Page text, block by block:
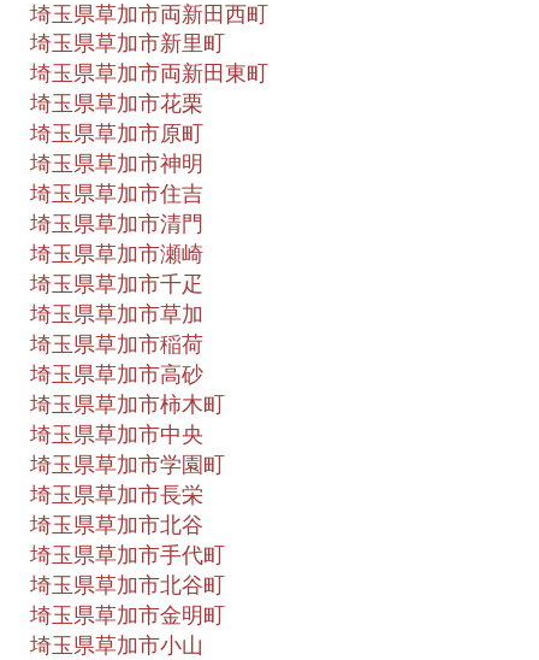
埼玉県草加市両新田西町
埼玉県草加市新里町
埼玉県草加市両新田東町
埼玉県草加市花栗
埼玉県草加市原町
埼玉県草加市神明
埼玉県草加市住吉
埼玉県草加市清門
埼玉県草加市瀬崎
埼玉県草加市千疋
埼玉県草加市草加
埼玉県草加市稲荷
埼玉県草加市高砂
埼玉県草加市柿木町
埼玉県草加市中央
埼玉県草加市学園町
埼玉県草加市長栄
埼玉県草加市北谷
埼玉県草加市手代町
埼玉県草加市北谷町
埼玉県草加市金明町
埼玉県草加市小山